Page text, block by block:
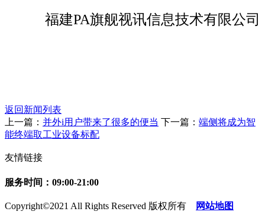
福建PA旗舰视讯信息技术有限公司
返回新闻列表
上一篇： 并外i用户带来了很多的便当 下一篇： 端侧将成为智
能终端取工业设备标配
友情链接
服务时间：09:00-21:00
Copyright©2021 All Rights Reserved 版权所有 网站地图